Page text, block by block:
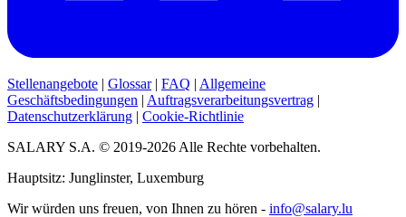
Stellenangebote | Glossar| FAQ | Allgemeine
Geschäftsbedingungen | Auftragsverarbeitungsvertrag |
Datenschutzerklärung | Cookie-Richtlinie
SALARY S.A. © 2019-2026 Alle Rechte vorbehalten.
Hauptsitz: Junglinster, Luxemburg
Wir würden uns freuen, von Ihnen zu hören - info@salary.lu